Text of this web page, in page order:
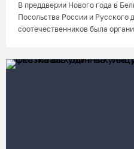
В преддверии Нового года в
Посольства России и Русского
соотечественников была